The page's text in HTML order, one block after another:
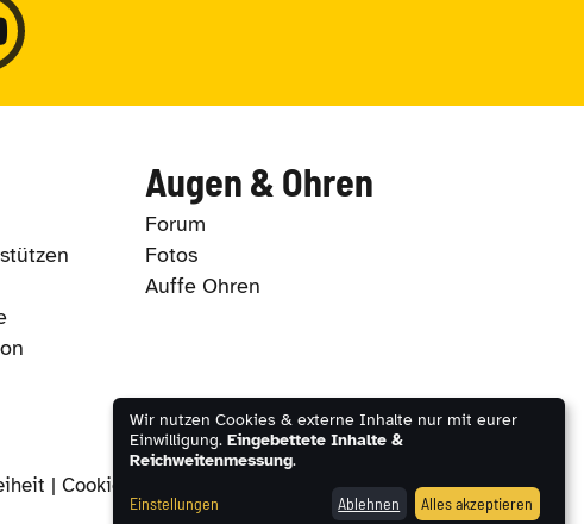
Augen & Ohren
Forum
Fotos
Auffe Ohren
| Cookie-Einstellungen
Wir nutzen Cookies & externe Inhalte nur mit eurer
Einwilligung. Eingebettete Inhalte &
Reichweitenmessung.
Einstellungen Ablehnen Alles akzeptieren